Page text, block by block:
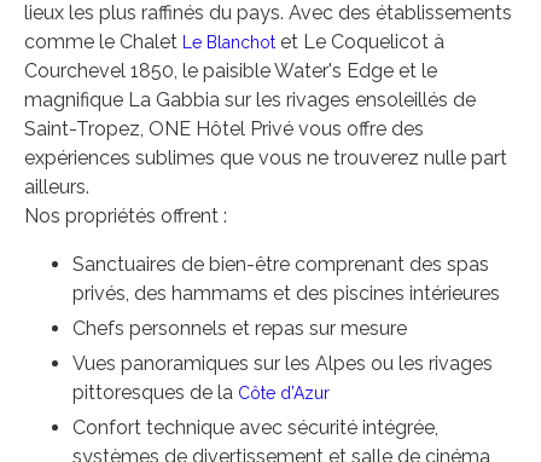
lieux les plus raffinés du pays. Avec des établissements
comme le Chalet Le Blanchot et Le Coquelicot à
Courchevel 1850, le paisible Water's Edge et le
magnifique La Gabbia sur les rivages ensoleillés de
Saint-Tropez, ONE Hôtel Privé vous offre des
expériences sublimes que vous ne trouverez nulle part
ailleurs.
Nos propriétés offrent :
Sanctuaires de bien-être comprenant des spas
privés, des hammams et des piscines intérieures
Chefs personnels et repas sur mesure
Vues panoramiques sur les Alpes ou les rivages
pittoresques de la Côte d’Azur
Confort technique avec sécurité intégrée,
systèmes de divertissement et salle de cinéma